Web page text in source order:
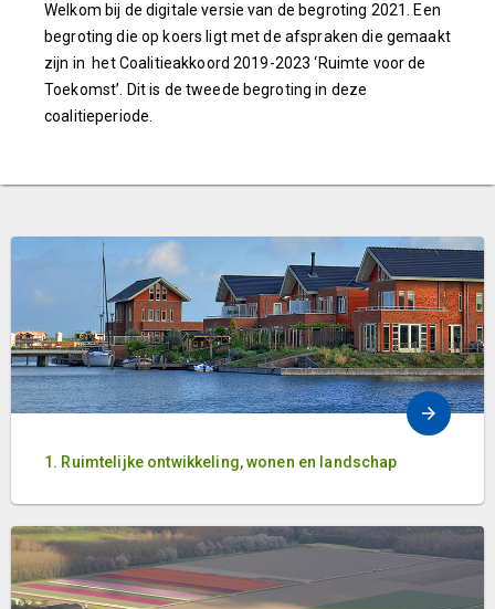
Welkom bij de digitale versie van de begroting 2021. Een
begroting die op koers ligt met de afspraken die gemaakt
zijn in het Coalitieakkoord 2019-2023 ‘Ruimte voor de
Toekomst’. Dit is de tweede begroting in deze
coalitieperiode.
1. Ruimtelijke ontwikkeling, wonen en landschap